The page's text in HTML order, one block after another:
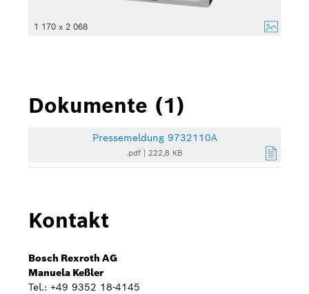
1 170 x 2 068
Dokumente (1)
Pressemeldung 9732110A
.pdf 222,8 KB
Kontakt
Bosch Rexroth AG
Manuela Keßler
Tel.: +49 9352 18-4145